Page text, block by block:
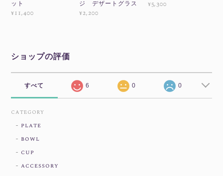
ット
¥11,400
ジ デザートグラス
¥2,200
¥5,300
ショップの評価
すべて 6 0 0
CATEGORY
plate
bowl
cup
accessory